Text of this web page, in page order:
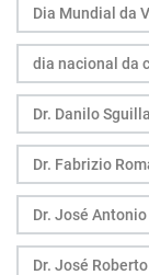
Dia Mundial da
dia nacional da
Dr. Danilo
Dr. Fabrizio
Dr. José
Dr. José